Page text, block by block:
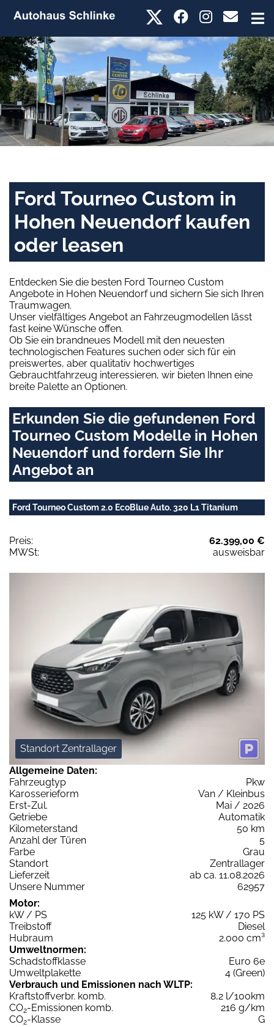
Ford Tourneo Custom in
Hohen Neuendorf kaufen
oder leasen
Entdecken Sie die besten Ford Tourneo Custom
Angebote in Hohen Neuendorf und sichern Sie sich Ihren
Traumwagen.
Unser vielfältiges Angebot an Fahrzeugmodellen lässt
fast keine Wünsche offen.
Ob Sie ein brandneues Modell mit den neuesten
technologischen Features suchen oder sich für ein
preiswertes, aber qualitativ hochwertiges
Gebrauchtfahrzeug interessieren, wir bieten Ihnen eine
breite Palette an Optionen.
Erkunden Sie die gefundenen Ford
Tourneo Custom Modelle in Hohen
Neuendorf und fordern Sie Ihr
Angebot an
Ford Tourneo Custom 2.0 EcoBlue Auto. 320 L1 Titanium
Preis:
62.399,00 €
MWSt:
ausweisbar
Standort Zentrallager
Allgemeine Daten:
Fahrzeugtyp
Pkw
Karosserieform
Van / Kleinbus
Erst-Zul.
Mai / 2026
Getriebe
Automatik
Kilometerstand
50 km
Anzahl der Türen
5
Farbe
Grau
Standort
Zentrallager
Lieferzeit
ab ca. 11.08.2026
Unsere Nummer
62957
Motor:
kW / PS
125 kW / 170 PS
Treibstoff
Diesel
Hubraum
2.000 cm³
Umweltnormen:
Schadstoffklasse
Euro 6e
Umweltplakette
4 (Green)
Verbrauch und Emissionen nach WLTP:
Kraftstoffverbr. komb.
8,2 l/100km
CO2-Emissionen komb.
216 g/km
CO2-Klasse
G